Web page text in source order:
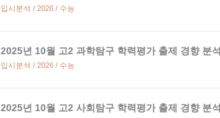
입시분석 / 2026 / 수능
2025년 10월 고2 과학탐구 학력평가 출제 경향 분석
입시분석 / 2026 / 수능
2025년 10월 고2 사회탐구 학력평가 출제 경향 분석